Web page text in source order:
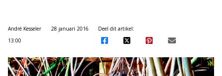
André Kesseler
28 januari 2016
13:00
Deel dit artikel: